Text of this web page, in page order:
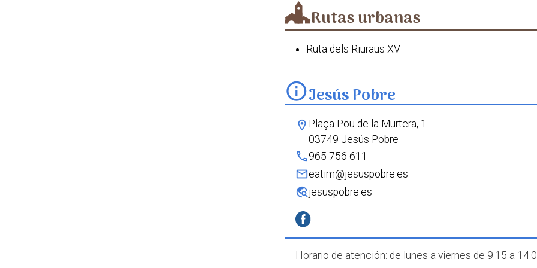
Rutas urbanas
Ruta dels Riuraus XV
infoJesús Pobre
location_on Plaça Pou de la Murtera, 1
03749 Jesús Pobre
phone965 756 611
maileatim@jesuspobre.es
travel_explorejesuspobre.es
Horario de atención: de lunes a viernes de 9.15 a